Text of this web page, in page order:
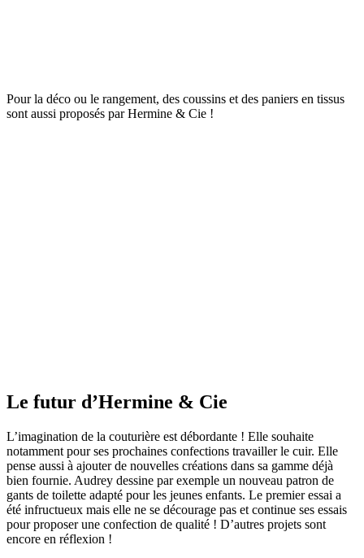
Pour la déco ou le rangement, des coussins et des paniers en tissus
sont aussi proposés par Hermine & Cie !
Le futur d’Hermine & Cie
L’imagination de la couturière est débordante ! Elle souhaite
notamment pour ses prochaines confections travailler le cuir. Elle
pense aussi à ajouter de nouvelles créations dans sa gamme déjà
bien fournie. Audrey dessine par exemple un nouveau patron de
gants de toilette adapté pour les jeunes enfants. Le premier essai a
été infructueux mais elle ne se décourage pas et continue ses essais
pour proposer une confection de qualité ! D’autres projets sont
encore en réflexion !